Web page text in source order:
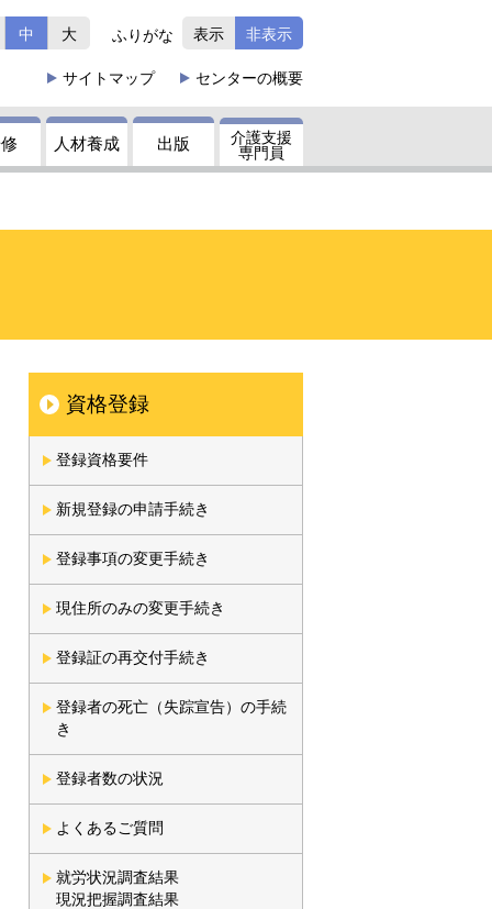
中 大 ふりがな 表示 非表示
サイトマップ センターの概要
人材養成 出版
介護支援
専門員
資格登録
登録資格要件
新規登録の申請手続き
登録事項の変更手続き
現住所のみの変更手続き
登録証の再交付手続き
登録者の死亡（失踪宣告）の手続
き
登録者数の状況
よくあるご質問
就労状況調査結果
現況把握調査結果